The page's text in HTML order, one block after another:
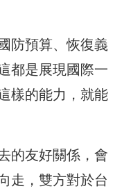
防預算、恢復義
都是展現國際一
樣的能力，就能
的友好關係，會
走，雙方對於台